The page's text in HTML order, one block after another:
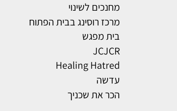
מחנכים לשינוי
מרכז רוסינג בבית הפתוח
בית מפגש
JCJCR
Healing Hatred
עדשה
הכר את שכניך